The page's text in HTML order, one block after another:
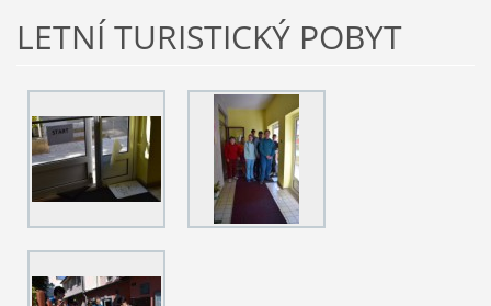
LETNÍ TURISTICKÝ POBYT